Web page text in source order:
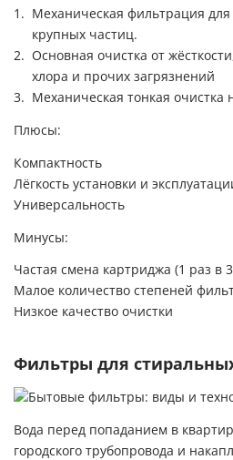
Механическая фильтрация
крупных частиц.
Основная очистка от
хлора и прочих загрязнений
Механическая тонкая
Плюсы:
Компактность
Лёгкость установки и
Универсальность
Минусы:
Частая смена картриджа (1 раз в
Малое количество степеней
Низкое качество очистки
Фильтры для
Вода перед попаданием в
городского трубопровода и